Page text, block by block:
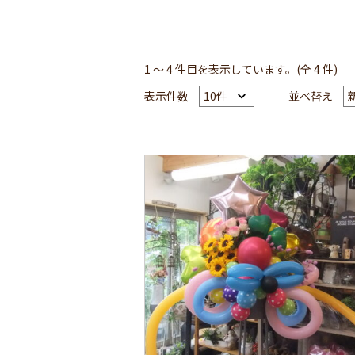
1 ～ 4 件目を表示しています。(全 4 件)
表示件数
並べ替え